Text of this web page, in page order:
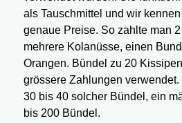
als Tauschmittel und wir
genaue Preise. So zahlte man
mehrere Kolanüsse, einen
Orangen. Bündel zu 20
grössere Zahlungen
30 bis 40 solcher Bündel, ein
bis 200 Bündel.